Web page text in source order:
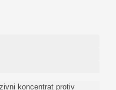
koncentrat protiv